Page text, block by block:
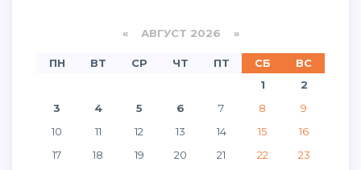
«АВГУСТ 2026 »
ПН ВТ СР ЧТ ПТ СБ
ВС
1
2
3
4 5 6 7 8
9
10
11 12 13 14 15
16
17
18 19 20 21 22
23